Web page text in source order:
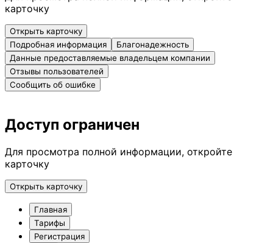
карточку
Открыть карточку
Подробная информация
Благонадежность
Данные предоставляемые владельцем компании
Отзывы пользователей
Сообщить об ошибке
Доступ ограничен
Для просмотра полной информации, откройте
карточку
Открыть карточку
Главная
Тарифы
Регистрация